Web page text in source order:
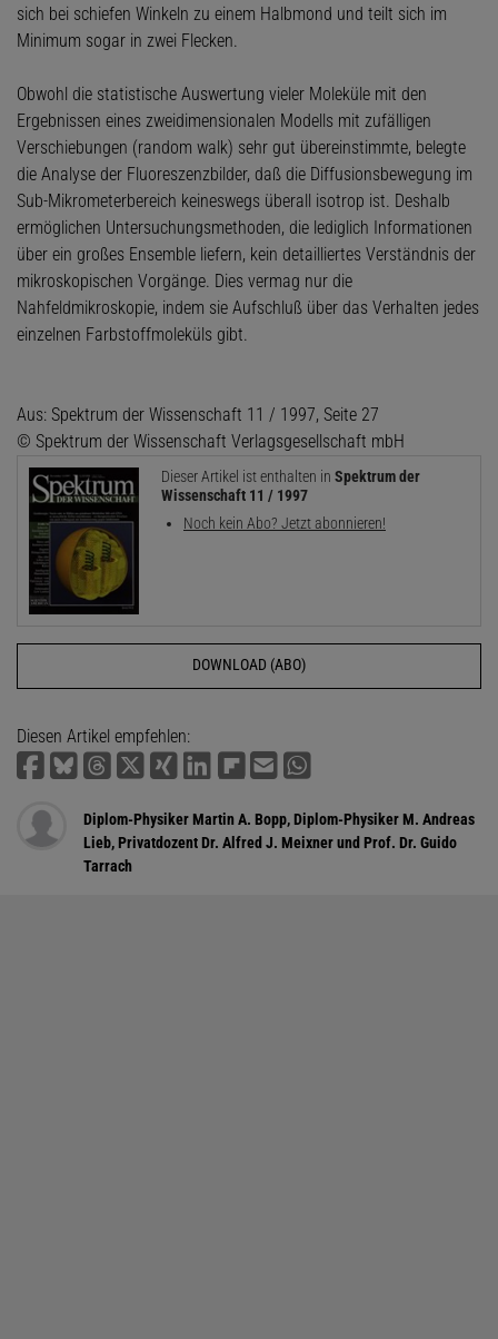
sich bei schiefen Winkeln zu einem Halbmond und teilt sich im
Minimum sogar in zwei Flecken.
Obwohl die statistische Auswertung vieler Moleküle mit den
Ergebnissen eines zweidimensionalen Modells mit zufälligen
Verschiebungen (random walk) sehr gut übereinstimmte, belegte
die Analyse der Fluoreszenzbilder, daß die Diffusionsbewegung im
Sub-Mikrometerbereich keineswegs überall isotrop ist. Deshalb
ermöglichen Untersuchungsmethoden, die lediglich Informationen
über ein großes Ensemble liefern, kein detailliertes Verständnis der
mikroskopischen Vorgänge. Dies vermag nur die
Nahfeldmikroskopie, indem sie Aufschluß über das Verhalten jedes
einzelnen Farbstoffmoleküls gibt.
Aus: Spektrum der Wissenschaft 11 / 1997, Seite 27
© Spektrum der Wissenschaft Verlagsgesellschaft mbH
Dieser Artikel ist enthalten in Spektrum der
Wissenschaft 11 / 1997
Noch kein Abo? Jetzt abonnieren!
DOWNLOAD (ABO)
Diesen Artikel empfehlen:
Diplom-Physiker Martin A. Bopp, Diplom-Physiker M. Andreas
Lieb, Privatdozent Dr. Alfred J. Meixner und Prof. Dr. Guido
Tarrach